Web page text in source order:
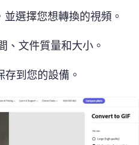
並選擇您想轉換的視頻。
、文件質量和大小。
存到您的設備。